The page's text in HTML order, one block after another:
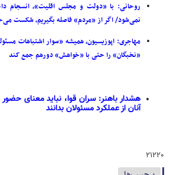
روحانی: با «دولت و مجلس اقلیت»، انسجام
نمی‌شود/ اگر از «مردم» فاصله بگیریم، شکست
مهاجری: اپوزیسیون، همیشه «سوار اشتباهات
«نخبگان» را حتی با «خواهش» دورهم جمع کند
آنان از عملکرد مسئولان بدانند
۲۱۲۲۰